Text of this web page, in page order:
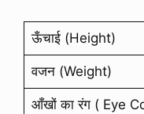
ऊँचाई (Height)
वजन (Weight)
आँखों का रंग ( Eye